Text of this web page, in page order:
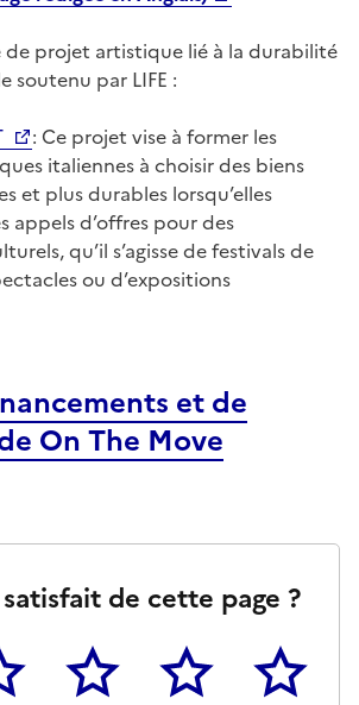
de projet artistique lié à la durabilité
soutenu par LIFE :
: Ce projet vise à former les
italiennes à choisir des biens
et plus durables lorsqu’elles
appels d’offres pour des
qu’il s’agisse de festivals de
ou d’expositions
et de
On The Move
de cette page ?
3 4 5